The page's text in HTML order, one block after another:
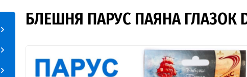
БЛЕШНЯ ПАРУС ПАЯНА ГЛАЗОК